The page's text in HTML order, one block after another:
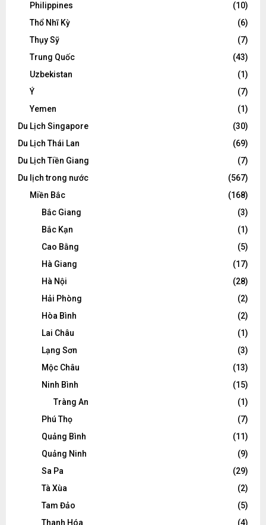
Philippines
(10)
Thổ Nhĩ Kỳ
(6)
Thụy Sỹ
(7)
Trung Quốc
(43)
Uzbekistan
(1)
Ý
(7)
Yemen
(1)
Du Lịch Singapore
(30)
Du Lịch Thái Lan
(69)
Du Lịch Tiền Giang
(7)
Du lịch trong nước
(567)
Miền Bắc
(168)
Bắc Giang
(3)
Bắc Kạn
(1)
Cao Bằng
(5)
Hà Giang
(17)
Hà Nội
(28)
Hải Phòng
(2)
Hòa Bình
(2)
Lai Châu
(1)
Lạng Sơn
(3)
Mộc Châu
(13)
Ninh Bình
(15)
Tràng An
(1)
Phú Thọ
(7)
Quảng Bình
(11)
Quảng Ninh
(9)
Sa Pa
(29)
Tà Xùa
(2)
Tam Đảo
(5)
Thanh Hóa
(4)